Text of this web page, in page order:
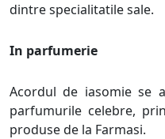
dintre specialitatile sale.
In parfumerie
Acordul de iasomie se
parfumurile celebre,
produse de la Farmasi.